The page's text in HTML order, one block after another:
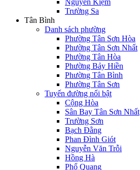
Nguyễn Kiệm
Trường Sa
Tân Bình
Danh sách phường
Phường Tân Sơn Hòa
Phường Tân Sơn Nhất
Phường Tân Hòa
Phường Bảy Hiền
Phường Tân Bình
Phường Tân Sơn
Tuyến đường nổi bật
Cộng Hòa
Sân Bay Tân Sơn Nhất
Trường Sơn
Bạch Đằng
Phan Đình Giót
Nguyễn Văn Trỗi
Hồng Hà
Phổ Quang